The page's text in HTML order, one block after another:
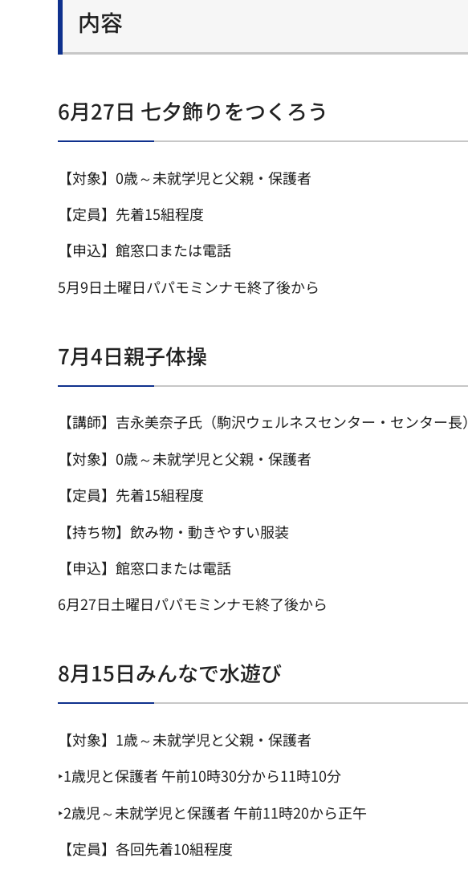
内容
6月27日 七夕飾りをつくろう
【対象】0歳～未就学児と父親・保護者
【定員】先着15組程度
【申込】館窓口または電話
5月9日土曜日パパモミンナモ終了後から
7月4日親子体操
【講師】吉永美奈子氏（駒沢ウェルネスセンター・センター長）
【対象】0歳～未就学児と父親・保護者
【定員】先着15組程度
【持ち物】飲み物・動きやすい服装
【申込】館窓口または電話
6月27日土曜日パパモミンナモ終了後から
8月15日みんなで水遊び
【対象】1歳～未就学児と父親・保護者
‣1歳児と保護者 午前10時30分から11時10分
‣2歳児～未就学児と保護者 午前11時20から正午
【定員】各回先着10組程度